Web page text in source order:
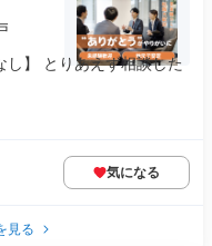
し】 とりあえず相談した
気になる
見る